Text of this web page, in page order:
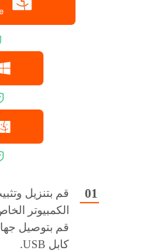
الكمبيوتر
قم بتوصيل
كابل USB.